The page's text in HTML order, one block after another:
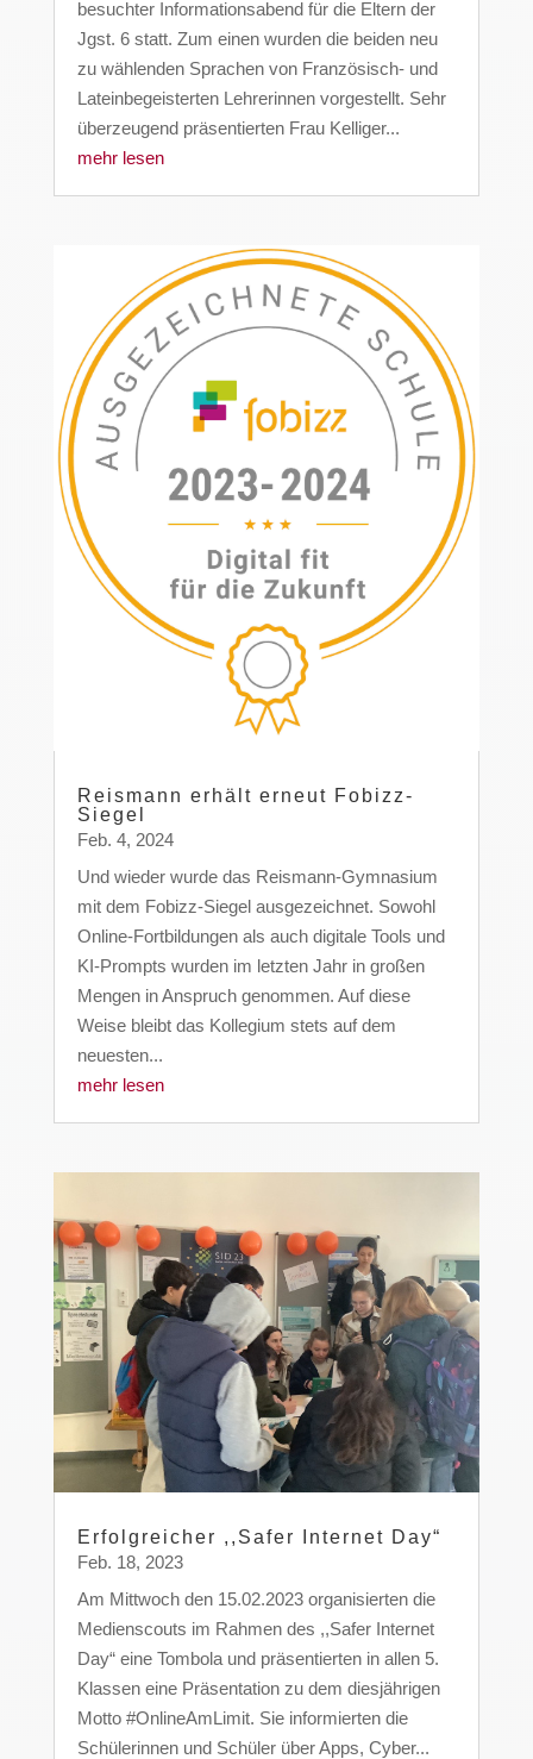
besuchter Informationsabend für die Eltern der
Jgst. 6 statt. Zum einen wurden die beiden neu
zu wählenden Sprachen von Französisch- und
Lateinbegeisterten Lehrerinnen vorgestellt. Sehr
überzeugend präsentierten Frau Kelliger...
mehr lesen
Reismann erhält erneut Fobizz-
Siegel
Feb. 4, 2024
Und wieder wurde das Reismann-Gymnasium
mit dem Fobizz-Siegel ausgezeichnet. Sowohl
Online-Fortbildungen als auch digitale Tools und
KI-Prompts wurden im letzten Jahr in großen
Mengen in Anspruch genommen. Auf diese
Weise bleibt das Kollegium stets auf dem
neuesten...
mehr lesen
Erfolgreicher ,,Safer Internet Day“
Feb. 18, 2023
Am Mittwoch den 15.02.2023 organisierten die
Medienscouts im Rahmen des ,,Safer Internet
Day“ eine Tombola und präsentierten in allen 5.
Klassen eine Präsentation zu dem diesjährigen
Motto #OnlineAmLimit. Sie informierten die
Schülerinnen und Schüler über Apps, Cyber...